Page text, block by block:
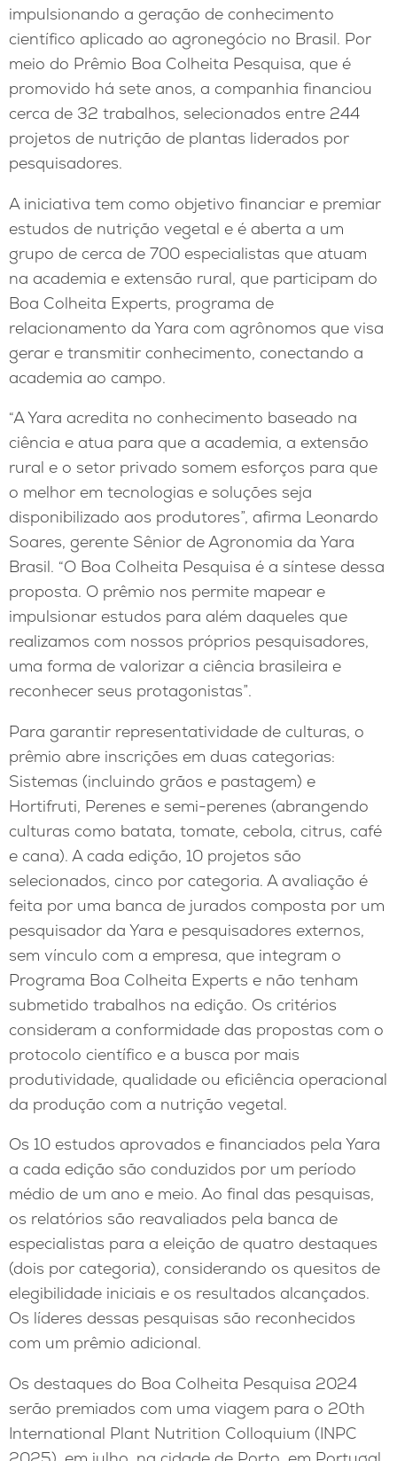
impulsionando a geração de conhecimento
científico aplicado ao agronegócio no Brasil. Por
meio do Prêmio Boa Colheita Pesquisa, que é
promovido há sete anos, a companhia financiou
cerca de 32 trabalhos, selecionados entre 244
projetos de nutrição de plantas liderados por
pesquisadores.
A iniciativa tem como objetivo financiar e premiar
estudos de nutrição vegetal e é aberta a um
grupo de cerca de 700 especialistas que atuam
na academia e extensão rural, que participam do
Boa Colheita Experts, programa de
relacionamento da Yara com agrônomos que visa
gerar e transmitir conhecimento, conectando a
academia ao campo.
“A Yara acredita no conhecimento baseado na
ciência e atua para que a academia, a extensão
rural e o setor privado somem esforços para que
o melhor em tecnologias e soluções seja
disponibilizado aos produtores”, afirma Leonardo
Soares, gerente Sênior de Agronomia da Yara
Brasil. “O Boa Colheita Pesquisa é a síntese dessa
proposta. O prêmio nos permite mapear e
impulsionar estudos para além daqueles que
realizamos com nossos próprios pesquisadores,
uma forma de valorizar a ciência brasileira e
reconhecer seus protagonistas”.
Para garantir representatividade de culturas, o
prêmio abre inscrições em duas categorias:
Sistemas (incluindo grãos e pastagem) e
Hortifruti, Perenes e semi-perenes (abrangendo
culturas como batata, tomate, cebola, citrus, café
e cana). A cada edição, 10 projetos são
selecionados, cinco por categoria. A avaliação é
feita por uma banca de jurados composta por um
pesquisador da Yara e pesquisadores externos,
sem vínculo com a empresa, que integram o
Programa Boa Colheita Experts e não tenham
submetido trabalhos na edição. Os critérios
consideram a conformidade das propostas com o
protocolo científico e a busca por mais
produtividade, qualidade ou eficiência operacional
da produção com a nutrição vegetal.
Os 10 estudos aprovados e financiados pela Yara
a cada edição são conduzidos por um período
médio de um ano e meio. Ao final das pesquisas,
os relatórios são reavaliados pela banca de
especialistas para a eleição de quatro destaques
(dois por categoria), considerando os quesitos de
elegibilidade iniciais e os resultados alcançados.
Os líderes dessas pesquisas são reconhecidos
com um prêmio adicional.
Os destaques do Boa Colheita Pesquisa 2024
serão premiados com uma viagem para o 20th
International Plant Nutrition Colloquium (INPC